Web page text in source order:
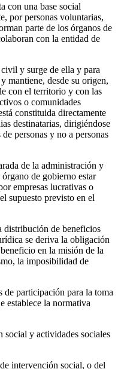
con una base social
por personas voluntarias,
parte de los órganos de
con la entidad de
y surge de ella y para
mantiene, desde su origen,
con el territorio y con las
o comunidades
constituida directamente
destinatarias, dirigiéndose
personas y no a personas
de la administración y
de gobierno estar
empresas lucrativas o
supuesto previsto en el
distribución de beneficios
se deriva la obligación
en la misión de la
la imposibilidad de
de participación para la toma
establece la normativa
y actividades sociales
intervención social, o del